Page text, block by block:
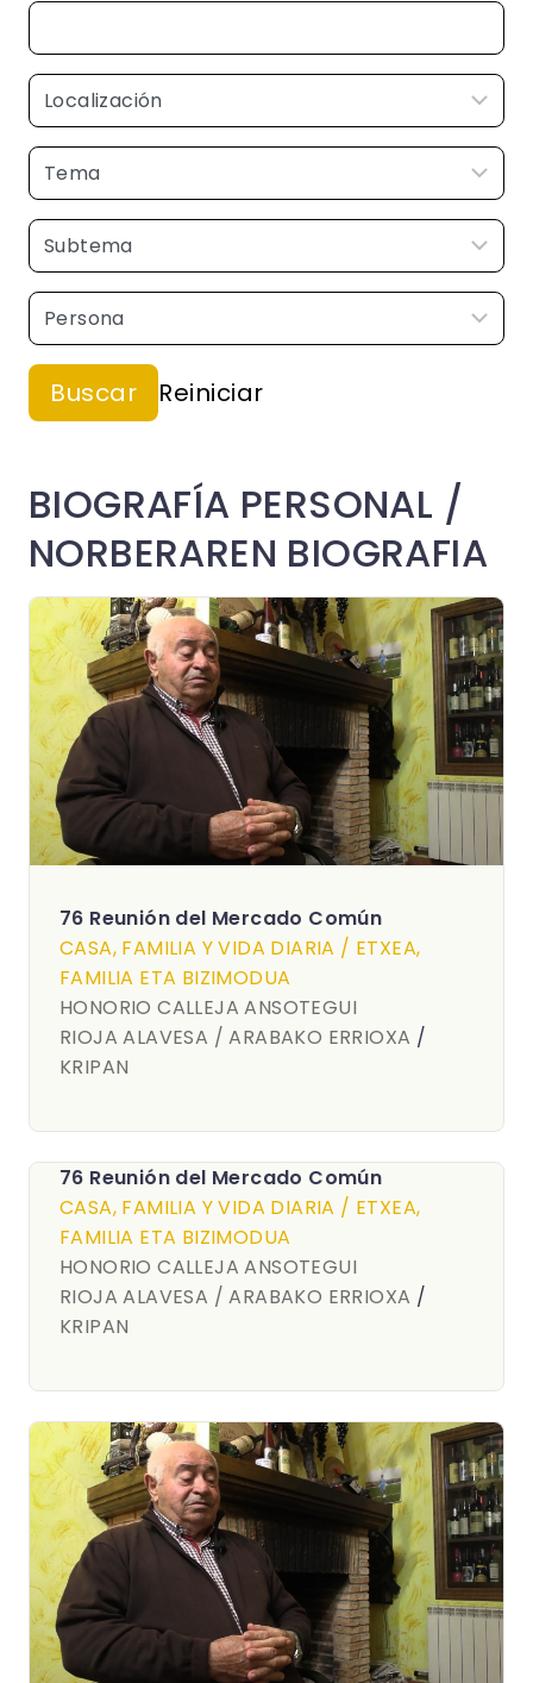
BIOGRAFÍA PERSONAL /
NORBERAREN BIOGRAFIA
76 Reunión del Mercado Común
CASA, FAMILIA Y VIDA DIARIA / ETXEA,
FAMILIA ETA BIZIMODUA
HONORIO CALLEJA ANSOTEGUI
RIOJA ALAVESA / ARABAKO ERRIOXA /
KRIPAN
76 Reunión del Mercado Común
CASA, FAMILIA Y VIDA DIARIA / ETXEA,
FAMILIA ETA BIZIMODUA
HONORIO CALLEJA ANSOTEGUI
RIOJA ALAVESA / ARABAKO ERRIOXA /
KRIPAN